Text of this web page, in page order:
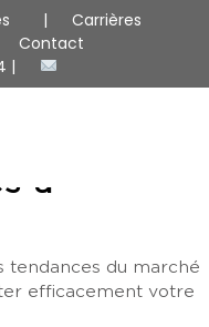
Carrières
Contact
à
tendances du marché
efficacement votre